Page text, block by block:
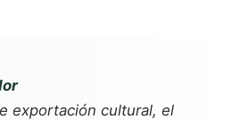
exportación cultural, el